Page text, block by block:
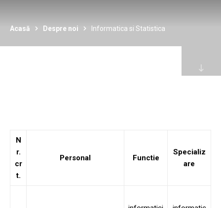
Acasă Despre noi Informatica si Statistica
N
r.
cr
t.
Personal Functie
Specializ
are